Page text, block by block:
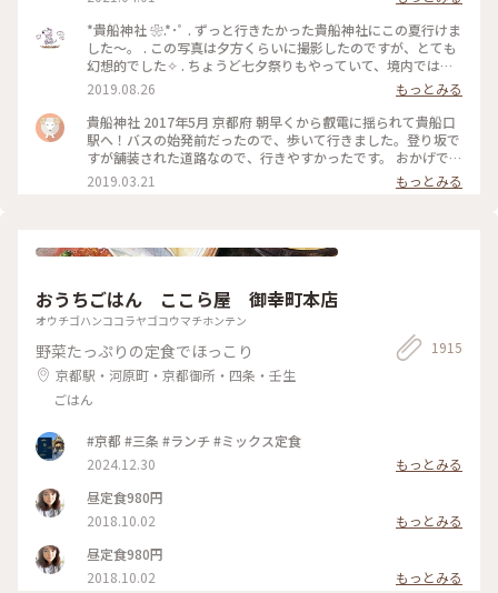
*貴船神社 ❀.*･ﾟ . ずっと行きたかった貴船神社にこの夏行けま
した～。 . この写真は夕方くらいに撮影したのですが、とても
幻想的でした✧︎ . ちょうど七夕祭りもやっていて、境内では七
夕がたくさんありました🎋✧̣̥̇ . #貴船神社 #神社巡り #旅のひと
とき #夏旅2019
2019.08.26
もっとみる
貴船神社 2017年5月 京都府 朝早くから叡電に揺られて貴船口
駅へ！バスの始発前だったので、歩いて行きました。登り坂で
すが舗装された道路なので、行きやすかったです。 おかげで人
の少ないシーンとした空気を味わえたので良かったです。 御朱
印ももらえて大満足でした☺️ 京都旅行は早寝早起きになりま
2019.03.21 もっとみる
おうちごはん ここら屋 御幸町本店
オウチゴハンココラヤゴコウマチホンテン
野菜たっぷりの定食でほっこり
京都駅・河原町・京都御所・四条・壬生
ごはん
1915
#京都 #三条 #ランチ #ミックス定食
2024.12.30
もっとみる
昼定食980円
2018.10.02
もっとみる
昼定食980円
2018.10.02
もっとみる